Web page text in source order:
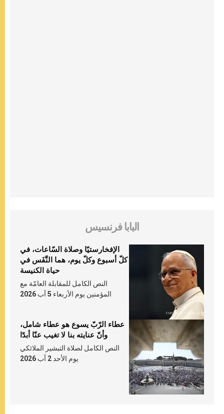
البابا فرنسيس
الإفخارستيّا وصلاة السّاعات، في
كلّ أسبوع وكلّ يوم، هما النَّفَس في
حياة الكنيسة
النص الكامل للمقابلة العامّة مع
المؤمنين يوم الأربعاء 5 آب 2026
عطاء الرّبّ يسوع هو عطاء شامل،
وأنّ عنايته بنا لا تغيب عنّا أبدًا
النص الكامل لصلاة التبشير الملائكي
يوم الأحد 2 آب 2026